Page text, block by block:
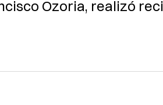
Ozoria, realizó